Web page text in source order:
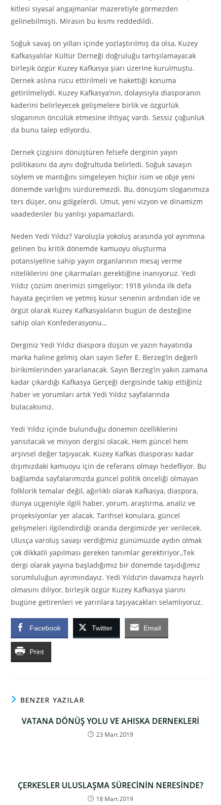
kitlesi siyasal angajmanlar mazeretiyle görmezden
gelinebilmişti. Mirasın bu kısmı reddedildi.
Soğuk savaş on yılları içinde yozlaştırılmış da olsa, Kuzey
Kafkasyalılar Kültür Derneği doğruluğu tartışılamayacak
birleşik özgür Kuzey Kafkasya şiarı üzerine kurulmuştu.
Dernek aslına rücu ettirilmeli ve hakettiği konuma
getirilmeliydi. Kuzey Kafkasya’nın, dolayısıyla diasporanın
kaderini belirleyecek gelişmelere birlik ve özgürlük
sloganının öncülük etmesine ihtiyaç vardı. Sessiz çoğunluk
da bunu talep ediyordu.
Dernek çizgisini dönüştüren felsefe derginin yayın
politikasını da aynı doğrultuda belirledi. Soğuk savaşın
söylem ve mantığını simgeleyen hiçbir isim ve obje yeni
dönemde varlığını sürdüremezdi. Bu, dönüşüm sloganımıza
ters düşer, onu gölgelerdi. Umut, yeni vizyon ve dinamizm
vaadedenler bu yanlışı yapamazlardı.
Neden Yedi Yıldız? Varoluşla yokoluş arasında yol ayrımına
gelinen bu kritik dönemde kamuoyu oluşturma
potansiyeline sahip yayın organlarının mesaj verme
niteliklerini öne çıkarmaları gerektiğine inanıyoruz. Yedi
Yıldız çözüm önerimizi simgeliyor; 1918 yılında ilk defa
hayata geçirilen ve yetmiş küsur senenin ardından ide ve
örgüt olarak Kuzey Kafkasyalıların bugün de desteğine
sahip olan Konfederasyonu…
Derginiz Yedi Yıldız diaspora düşün ve yazın hayatında
marka haline gelmiş olan sayın Sefer E. Berzeg’in değerli
birikimlerinden yararlanacak. Sayın Berzeg’in yakın zamana
kadar çıkardığı Kafkasya Gerçeği dergisinde takip ettiğiniz
haber ve yorumları artık Yedi Yıldız sayfalarında
bulacaksınız.
Yedi Yıldız içinde bulunduğu dönemin özelliklerini
yansıtacak ve misyon dergisi olacak. Hem güncel hem
arşivsel değer taşıyacak. Kuzey Kafkas diasporası kadar
dışımızdaki kamuoyu için de referans olmayı hedefliyor. Bu
bağlamda sayfalarımızda güncel politik önceliği olmayan
folklorik temalar değil, ağırlıklı olarak Kafkasya, diaspora,
dünya üçgeniyle ilgili haber, yorum, araştırma, analiz ve
projeksiyonlar yer alacak. Tarihsel konulara, güncel
gelişmeleri ilgilendirdiği oranda dergimizde yer verilecek.
Ulusça varoluş savaşı verdiğimiz günümüzde aydın olmak
çok dikkatli yapılması gereken tanımlar gerektiriyor.,Tek
dergi olarak yayına başladığımız bir dönemde taşıdığımız
sorumluluğun ayrımındayız. Yedi Yıldız’ın davamıza hayırlı
olmasını diliyor, birleşik özgür Kuzey Kafkasya şiarını
bugüne getirenleri ve yarınlara taşıyacakları selamlıyoruz.
Facebook Twitter Email
Print
BENZER YAZILAR
VATANA DÖNÜŞ YOLU VE AHISKA DERNEKLERİ
23 Mart 2019
ÇERKESLER ULUSLAŞMA SÜRECİNİN NERESİNDE?
18 Mart 2019